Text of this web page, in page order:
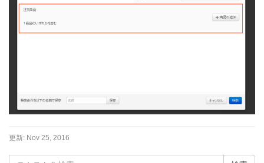
更新: Nov 25, 2016